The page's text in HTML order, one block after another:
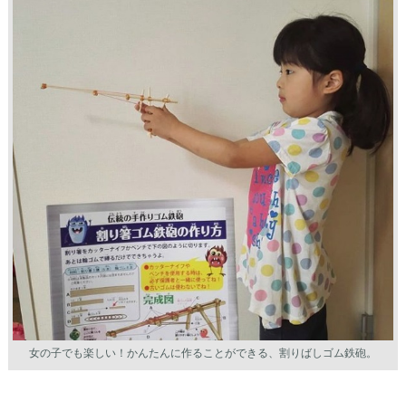
女の子でも楽しい！かんたんに作ることができる、割りばしゴム鉄砲。